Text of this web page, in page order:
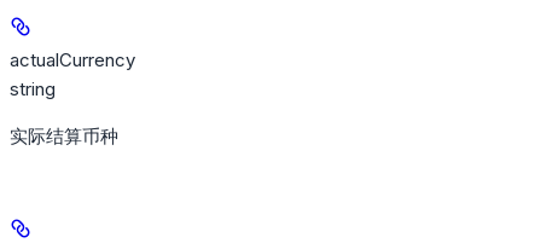
actualCurrency
string
实际结算币种